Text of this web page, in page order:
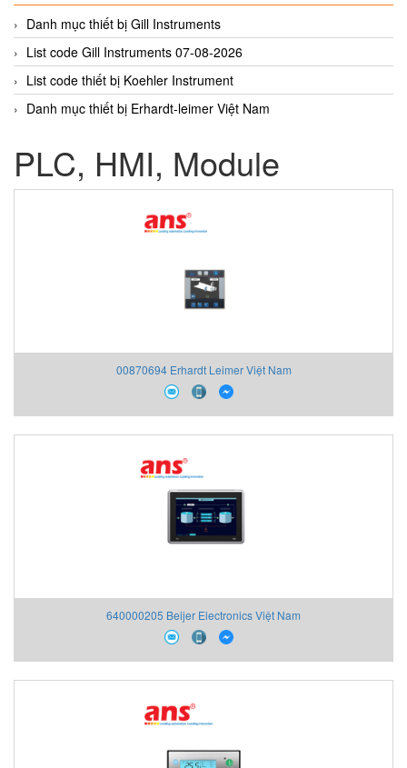
Danh mục thiết bị Gill Instruments
List code Gill Instruments 07-08-2026
List code thiết bị Koehler Instrument
Danh mục thiết bị Erhardt-leimer Việt Nam
PLC, HMI, Module
00870694 Erhardt Leimer Việt Nam
640000205 Beijer Electronics Việt Nam